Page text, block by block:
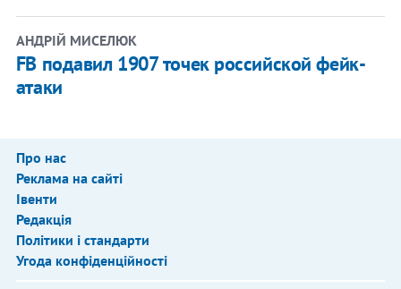
АНДРІЙ МИСЕЛЮК
FB подавил 1907 точек российской фейк-
атаки
Про нас
Реклама на сайті
Івенти
Редакція
Політики і стандарти
Угода конфіденційності